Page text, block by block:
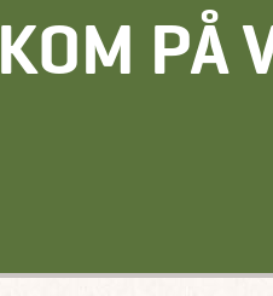
KOM PÅ